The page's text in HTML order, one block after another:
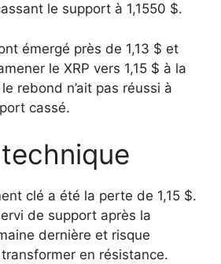
le support à 1,1550 $.
émergé près de 1,13 $ et
le XRP vers 1,15 $ à la
rebond n’ait pas réussi à
cassé.
clé a été la perte de 1,15 $.
de support après la
dernière et risque
en résistance.